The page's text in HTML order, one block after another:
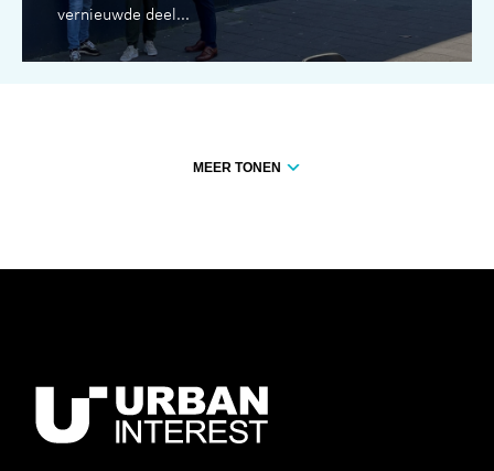
vernieuwde deel...
MEER TONEN